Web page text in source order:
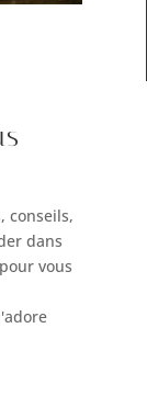
conseils,
dans
vous